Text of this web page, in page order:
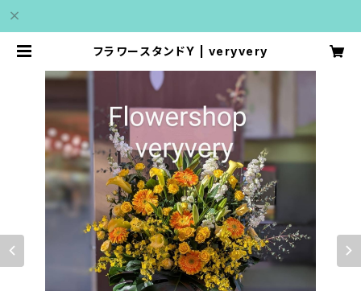
フラワースタンドY | veryvery